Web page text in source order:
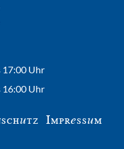
17:00 Uhr
16:00 Uhr
Impressum